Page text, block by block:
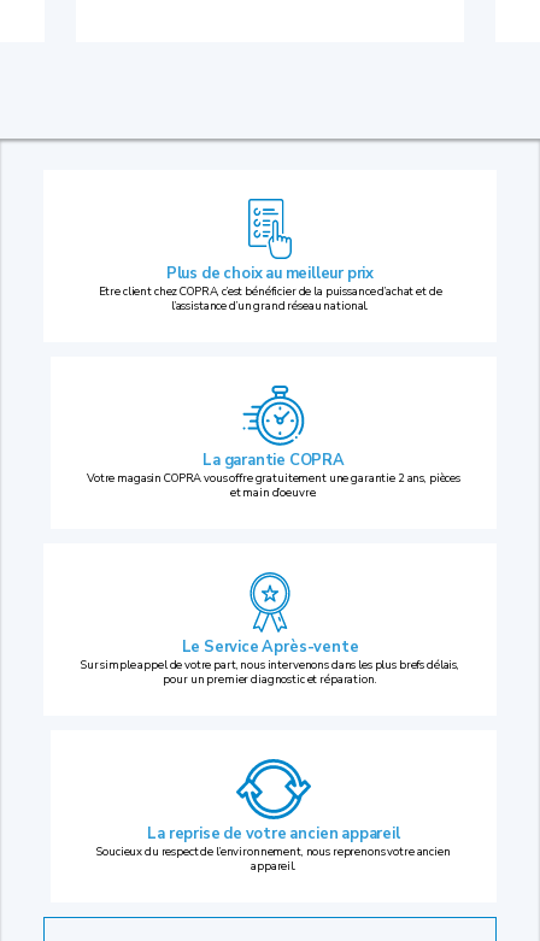
Plus de choix au meilleur prix
Etre client chez COPRA, c’est bénéficier de la puissance d’achat et de
l’assistance d’un grand réseau national.
La garantie COPRA
Votre magasin COPRA vous offre gratuitement une garantie 2 ans, pièces
et main d’oeuvre.
Le Service Après-vente
Sur simple appel de votre part, nous intervenons dans les plus brefs délais,
pour un premier diagnostic et réparation.
La reprise de votre ancien appareil
Soucieux du respect de l’environnement, nous reprenons votre ancien
appareil.